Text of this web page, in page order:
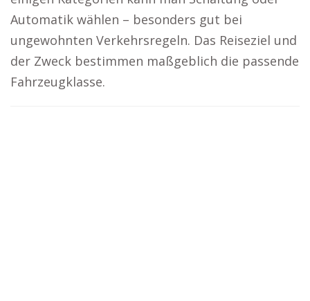
Automatik wählen – besonders gut bei
ungewohnten Verkehrsregeln. Das Reiseziel und
der Zweck bestimmen maßgeblich die passende
Fahrzeugklasse.